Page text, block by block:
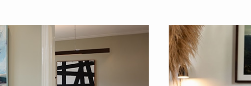
voor onze nieuwsbrief
E-
mailadres